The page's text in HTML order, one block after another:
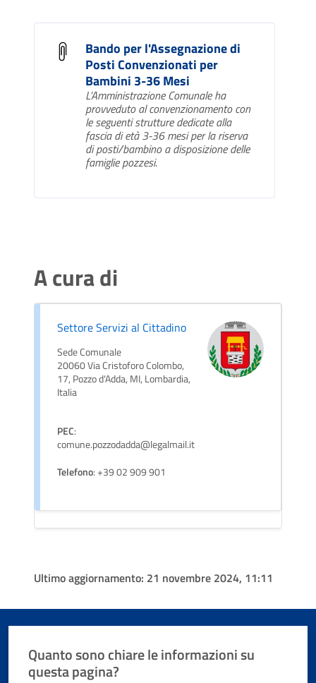
Bando per l'Assegnazione di
Posti Convenzionati per
Bambini 3-36 Mesi
L’Amministrazione Comunale ha
provveduto al convenzionamento con
le seguenti strutture dedicate alla
fascia di età 3-36 mesi per la riserva
di posti/bambino a disposizione delle
famiglie pozzesi.
A cura di
Settore Servizi al Cittadino
Sede Comunale
20060 Via Cristoforo Colombo,
17, Pozzo d'Adda, MI, Lombardia,
Italia
PEC:
comune.pozzodadda@legalmail.it
Telefono: +39 02 909 901
Ultimo aggiornamento: 21 novembre 2024, 11:11
Quanto sono chiare le informazioni su
questa pagina?